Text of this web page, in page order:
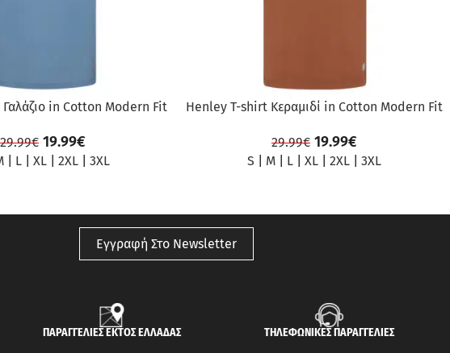
in Cotton Modern Fit
29.99€ 19.99€
L XL 2XL 3XL
Henley T-shirt Κεραμιδί in Cotton Modern Fit
29.99€ 19.99€
S M L XL 2XL 3XL
Εγγραφή Στο Newsletter
ΠΑΡΑΓΓΕΛΙΕΣ ΕΚΤΟΣ ΕΛΛΑΔΑΣ ΤΗΛΕΦΩΝΙΚΕΣ ΠΑΡΑΓΓΕΛΙΕΣ